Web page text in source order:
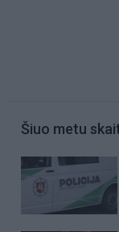
Šiuo metu